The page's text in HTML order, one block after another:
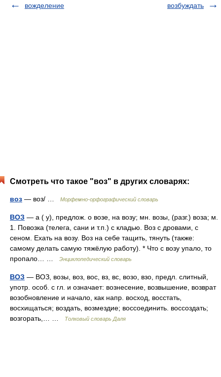
вожделение возбуждать
Смотреть что такое "воз" в других словарях:
воз — воз/ … Морфемно-орфографический словарь
ВОЗ — а ( у), предлож. о возе, на возу; мн. возы, (разг.) воза; м.
1. Повозка (телега, сани и т.п.) с кладью. Воз с дровами, с
сеном. Ехать на возу. Воз на себе тащить, тянуть (также:
самому делать самую тяжёлую работу). * Что с возу упало, то
пропало… …
Энциклопедический словарь
ВОЗ — ВОЗ, возы, воз, вос, вз, вс, возо, взо, предл. слитный,
употр. особ. с гл. и означает: вознесение, возвышение, возврат
возобновление и начало, как напр. восход, восстать,
восхищаться; воздать, возмездие; воссоединить. воссоздать;
возгорать,… …
Толковый словарь Даля